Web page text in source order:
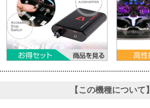
【この機種について】